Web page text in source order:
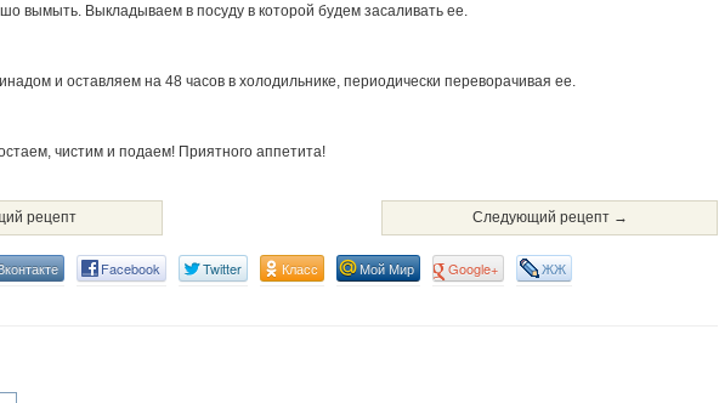
вымыть. Выкладываем в посуду в которой будем засаливать ее.
и оставляем на 48 часов в холодильнике, периодически переворачивая ее.
чистим и подаем! Приятного аппетита!
рецепт Следующий рецепт →
Facebook Twitter Класс Мой Мир Google+ ЖЖ